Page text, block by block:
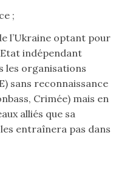
;
l’Ukraine optant pour
Etat indépendant
les organisations
sans reconnaissance
Crimée) mais en
alliés que sa
entraînera pas dans